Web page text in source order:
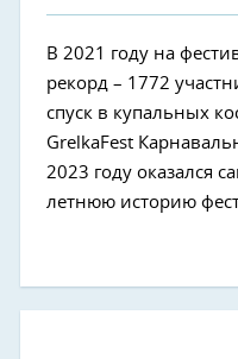
В 2021 году на
рекорд – 1772
спуск в купальных
GrelkaFest
2023 году оказался
летнюю историю